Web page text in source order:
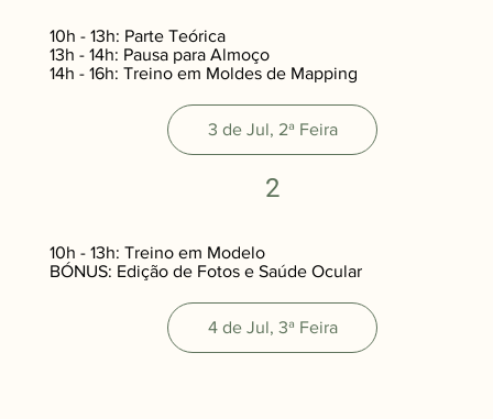
10h - 13h: Parte Teórica
13h - 14h: Pausa para Almoço
14h - 16h: Treino em Moldes de Mapping
3 de Jul, 2ª Feira
10h - 13h: Treino em Modelo
BÓNUS: Edição de Fotos e Saúde Ocular
4 de Jul, 3ª Feira
2